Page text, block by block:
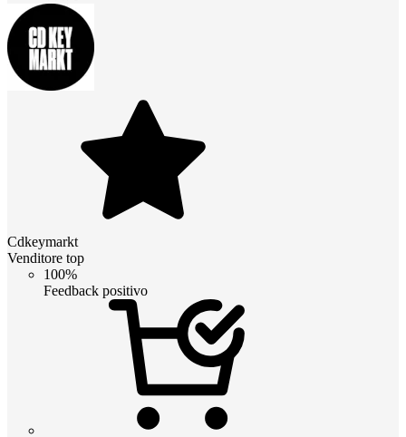
Cdkeymarkt
Venditore top
100%
Feedback positivo